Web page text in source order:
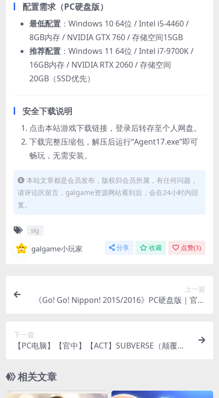
配置需求（PC硬盘版）​
最低配置 ：Windows 10 64位 / Intel i5-4460 /
8GB内存 / NVIDIA GTX 760 / 存储空间15GB
推荐配置 ：Windows 11 64位 / Intel i7-9700K /
16GB内存 / NVIDIA RTX 2060 / 存储空间
20GB（SSD优先）
安全下载说明
点击本站游戏下载链接，登录后转存至个人网盘。
下载完整压缩包，解压后运行“Agent17.exe”即可
畅玩，无需安装。
本站文章都是会员发布，版权归会员所属，有任何问题，
请评论区留言，galgame资源网站看到后，会在24小时内回
复。
slg
galgame小玩家 分享 收藏 点赞(3)
上一篇
《Go! Go! Nippon! 2015/2016》PC硬盘版｜官方
下一篇
​【PC电脑】【官中】【ACT】SUBVERSE（颠覆）v
+高自由度探索
相关文章